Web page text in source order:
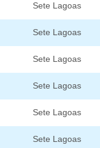
Sete Lagoas
Sete Lagoas
Sete Lagoas
Sete Lagoas
Sete Lagoas
Sete Lagoas